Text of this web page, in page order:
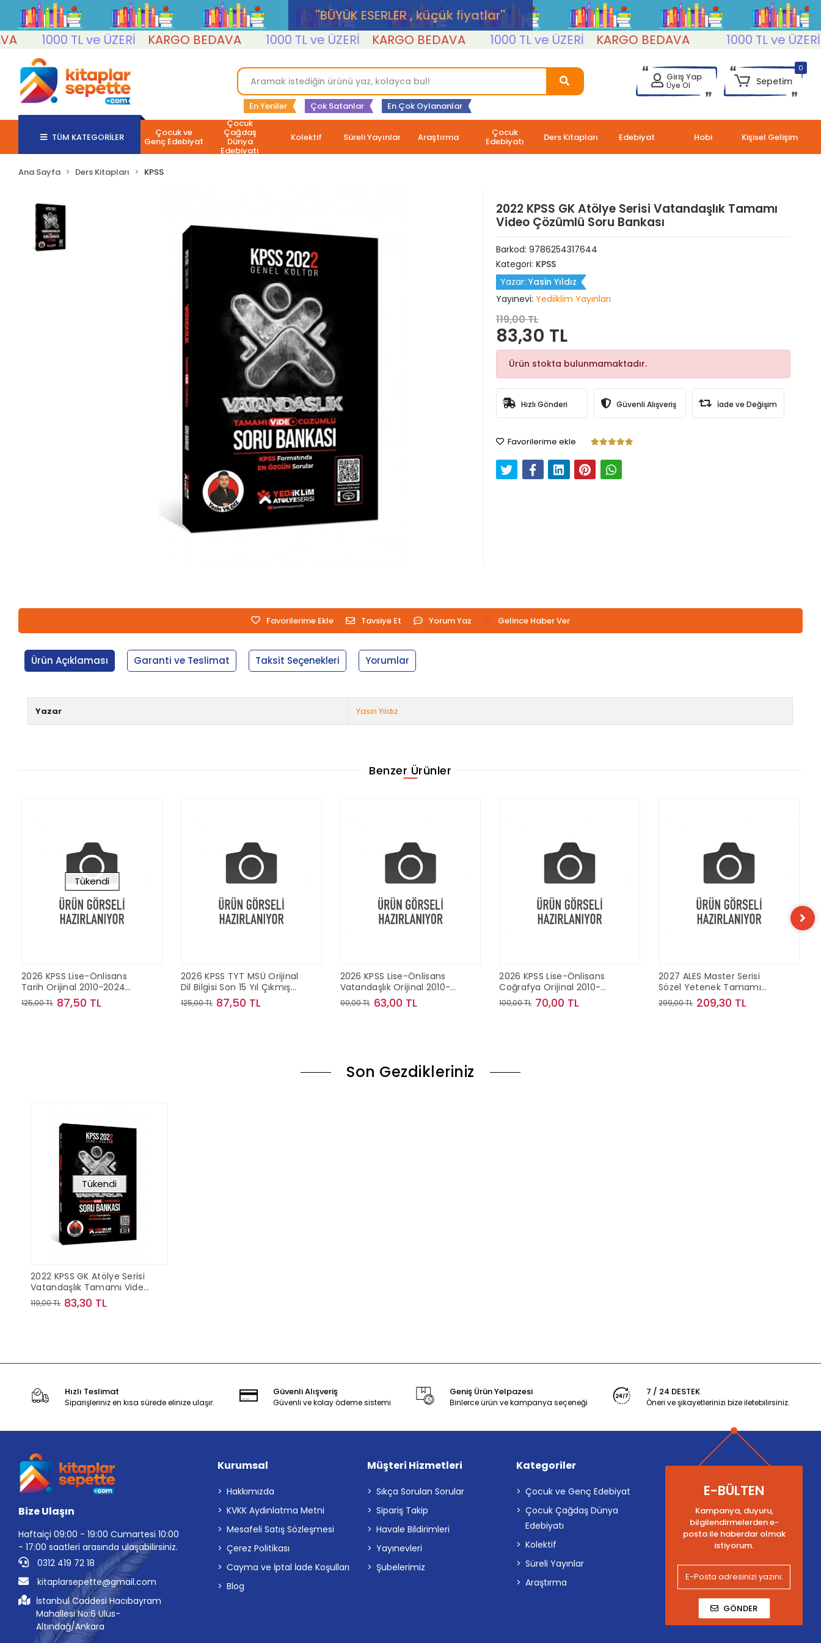
''BÜYÜK ESERLER , küçük fiyatlar''
1000 TL ve ÜZERİ
KARGO BEDAVA 1000 TL ve ÜZERİ KARGO BEDAVA 1000 TL ve ÜZERİ KARGO BEDAVA 1000 TL ve ÜZERİ
En Yeniler Çok Satanlar En Çok Oylananlar
Giriş Yap
Üye Ol
0
Sepetim
TÜM KATEGORİLER Çocuk ve
Genç Edebiyat
Çocuk
Çağdaş
Dünya
Edebiyatı
Kolektif Süreli Yayınlar Araştırma Çocuk
Edebiyatı Ders Kitapları Edebiyat Hobi Kişisel Gelişim
Ana Sayfa Ders Kitapları KPSS
2022 KPSS GK Atölye Serisi Vatandaşlık Tamamı
Video Çözümlü Soru Bankası
Barkod: 9786254317644
Kategori: KPSS
Yazar: Yasin Yıldız
Yayınevi: Yediiklim Yayınları
119,00 TL
83,30 TL
Ürün stokta bulunmamaktadır.
Hızlı Gönderi Güvenli Alışveriş İade ve Değişim
Favorilerime ekle
Favorilerime Ekle Tavsiye Et Yorum Yaz Gelince Haber Ver
Ürün Açıklaması Garanti ve Teslimat Taksit Seçenekleri Yorumlar
Yazar Yasin Yıldız
Benzer Ürünler
Tükendi
2026 KPSS Lise-Önlisans
Tarih Orijinal 2010-2024
Konu Konu Çıkmış Sorular
125,00 TL 87,50 TL
2026 KPSS TYT MSÜ Orijinal
Dil Bilgisi Son 15 Yıl Çıkmış
Sorular
125,00 TL 87,50 TL
2026 KPSS Lise-Önlisans
Vatandaşlık Orijinal 2010-
2024 Konu Konu Çıkmış
Sorular
90,00 TL 63,00 TL
2026 KPSS Lise-Önlisans
Coğrafya Orijinal 2010-
2024 Konu Konu Çıkmış
Sorular
100,00 TL 70,00 TL
2027 ALES Master Serisi
Sözel Yetenek Tamamı
Çözümlü Son 10 Sınav
Çıkmış Sorular
299,00 TL 209,30 TL
Son Gezdikleriniz
Tükendi
2022 KPSS GK Atölye Serisi
Vatandaşlık Tamamı Video
Çözümlü Soru Bankası
119,00 TL 83,30 TL
Hızlı Teslimat
Siparişleriniz en kısa sürede elinize ulaşır.
Güvenli Alışveriş
Güvenli ve kolay ödeme sistemi
Geniş Ürün Yelpazesi
Binlerce ürün ve kampanya seçeneği
7 / 24 DESTEK
Öneri ve şikayetlerinizi bize iletebilirsiniz.
Bize Ulaşın
Haftaiçi 09:00 - 19:00 Cumartesi 10:00
- 17:00 saatleri arasında ulaşabilirsiniz.
0312 419 72 18
kitaplarsepette@gmail.com
İstanbul Caddesi Hacıbayram
Mahallesi No:6 Ulus-
Altındağ/Ankara
Kurumsal
Hakkımızda
KVKK Aydınlatma Metni
Mesafeli Satış Sözleşmesi
Çerez Politikası
Cayma ve İptal İade Koşulları
Blog
Müşteri Hizmetleri
Sıkça Sorulan Sorular
Sipariş Takip
Havale Bildirimleri
Yayınevleri
Şubelerimiz
Kategoriler
Çocuk ve Genç Edebiyat
Çocuk Çağdaş Dünya
Edebiyatı
Kolektif
Süreli Yayınlar
Araştırma
E-BÜLTEN
Kampanya, duyuru,
bilgilendirmelerden e-
posta ile haberdar olmak
istiyorum.
GÖNDER